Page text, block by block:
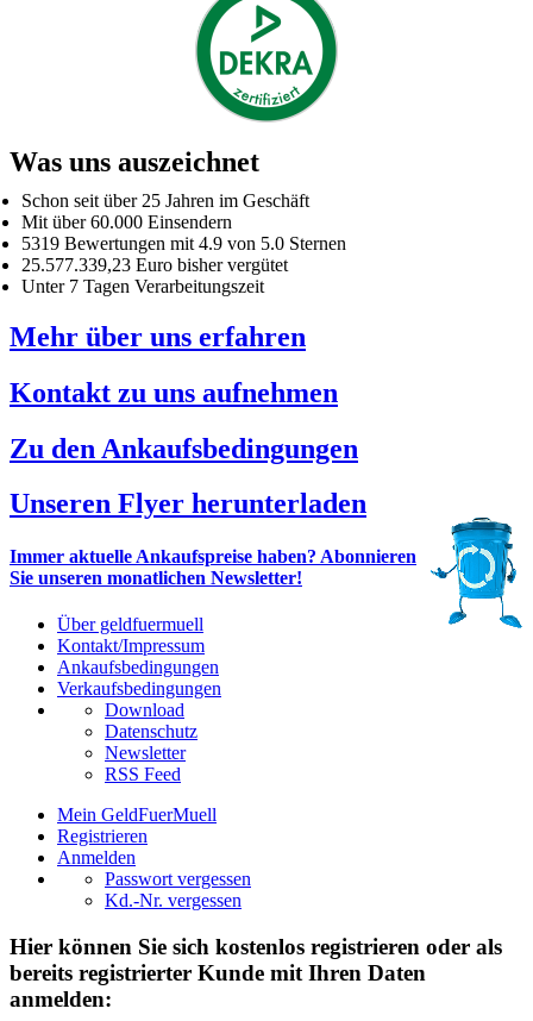
Was uns auszeichnet
Schon seit über 25 Jahren im Geschäft
Mit über 60.000 Einsendern
5319 Bewertungen mit 4.9 von 5.0 Sternen
25.577.339,23 Euro bisher vergütet
Unter 7 Tagen Verarbeitungszeit
Mehr über uns erfahren
Kontakt zu uns aufnehmen
Zu den Ankaufsbedingungen
Unseren Flyer herunterladen
Immer aktuelle Ankaufspreise haben? Abonnieren
Sie unseren monatlichen Newsletter!
Über geldfuermuell
Kontakt/Impressum
Ankaufsbedingungen
Verkaufsbedingungen
Download
Datenschutz
Newsletter
RSS Feed
Mein GeldFuerMuell
Registrieren
Anmelden
Passwort vergessen
Kd.-Nr. vergessen
Hier können Sie sich kostenlos registrieren oder als
bereits registrierter Kunde mit Ihren Daten
anmelden: